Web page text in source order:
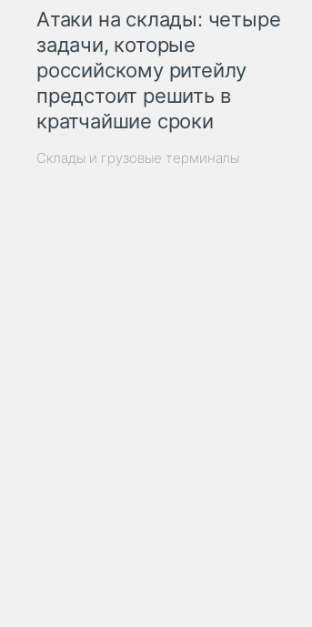
Атаки на склады: четыре
задачи, которые
российскому ритейлу
предстоит решить в
кратчайшие сроки
Склады и грузовые терминалы